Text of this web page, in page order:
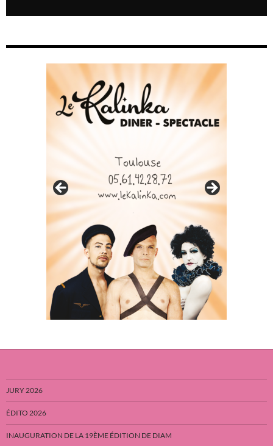
JURY 2026
ÉDITO 2026
INAUGURATION DE LA 19ÈME ÉDITION DE DIAM